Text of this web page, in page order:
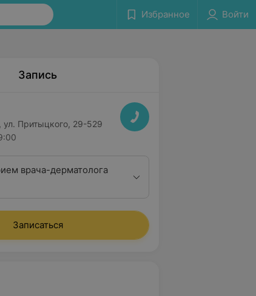
Избранное Войти
Запись
ул. Притыцкого, 29-529
врача-дерматолога
Записаться